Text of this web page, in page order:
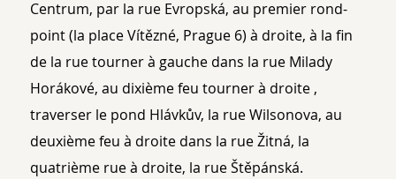
Centrum, par la rue Evropská, au premier rond-
point (la place Vítězné, Prague 6) à droite, à la fin
de la rue tourner à gauche dans la rue Milady
Horákové, au dixième feu tourner à droite ,
traverser le pond Hlávkův, la rue Wilsonova, au
deuxième feu à droite dans la rue Žitná, la
quatrième rue à droite, la rue Štěpánská.